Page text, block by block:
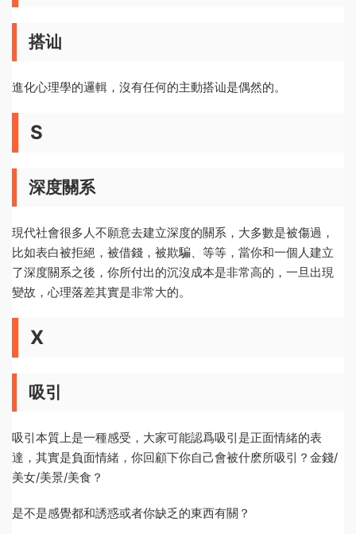
搭讪
進化心理學的邏輯，沒有任何的主動搭讪是偶然的。
S
深度關系
現代社會很多人不願意去建立深度的關系，大多數是被傷過，
比如表白被拒絕，被借錢，被欺騙、等等，當你和一個人建立
了深度關系之後，你所付出的沉沒成本是非常高的，一旦出現
變故，心理落差其實是非常大的。
X
吸引
吸引本質上是一種感受，大家可能認爲吸引是正面情緒的表
達，其實是負面情緒，你回顧下你自己會被什麽所吸引？金錢/
美女/美景/美食？
是不是感覺都和誘惑或者你缺乏的東西有關？